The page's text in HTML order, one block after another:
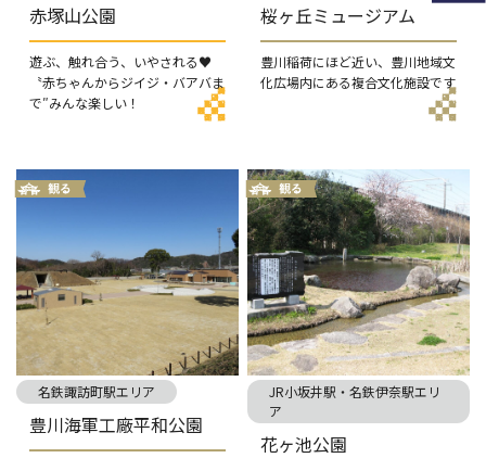
赤塚山公園
遊ぶ、触れ合う、いやされる♥
〝赤ちゃんからジイジ・バアバま
で″みんな楽しい！
桜ヶ丘ミュージアム
豊川稲荷にほど近い、豊川地域文
化広場内にある複合文化施設です
名鉄諏訪町駅エリア
豊川海軍工廠平和公園
JR小坂井駅・名鉄伊奈駅エリ
ア
花ヶ池公園